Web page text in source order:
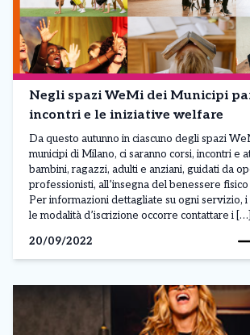
Negli spazi WeMi dei Municipi
incontri e le iniziative welfare
Da questo autunno in ciascuno degli spazi
municipi di Milano, ci saranno corsi, incontri e
bambini, ragazzi, adulti e anziani, guidati da
professionisti, all’insegna del benessere
Per informazioni dettagliate su ogni servizio, i
le modalità d’iscrizione occorre contattare i […]
20/09/2022